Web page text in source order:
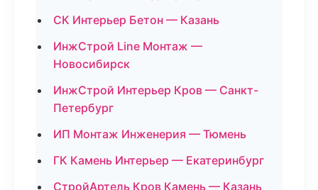
СК Интерьер Бетон — Казань
ИнжСтрой Line Монтаж —
Новосибирск
ИнжСтрой Интерьер Кров — Санкт-
Петербург
ИП Монтаж Инженерия — Тюмень
ГК Камень Интерьер — Екатеринбург
СтройАртель Кров Камень — Казань